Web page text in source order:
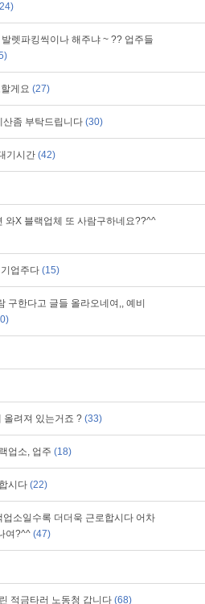
렛파킹씩이나 해주냐 ~ ?? 업주들
게요 (27)
산좀 부탁드립니다 (30)
기시간 (42)
와X 블랙업체 또 사람구하네요??^^
업주다 (15)
구한다고 글들 올라오네여,, 예비
올려져 있는거죠 ? (33)
업소, 업주 (18)
시다 (22)
소일수록 더더욱 근로합시다 어차
여?^^ (47)
적금타러 노동청 갑니다 (68)